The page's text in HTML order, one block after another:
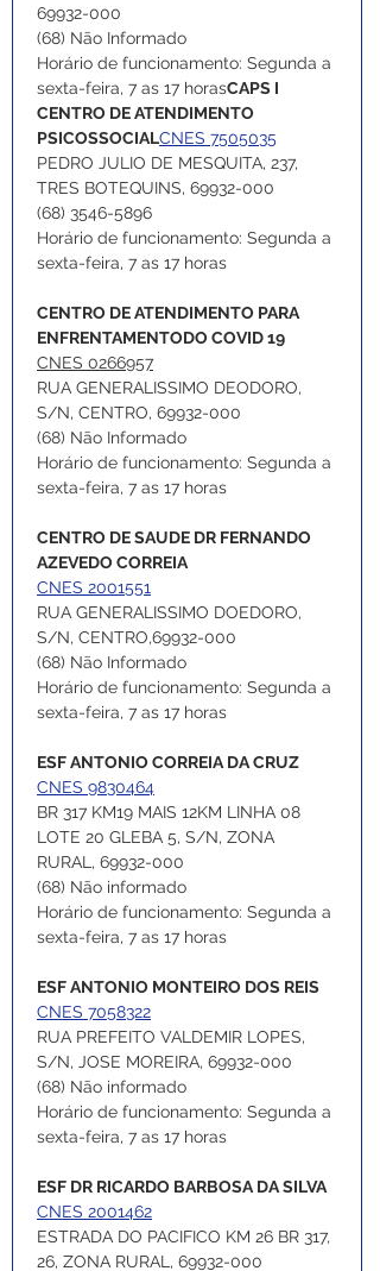
69932-000
(68) Não Informado
Horário de funcionamento: Segunda a
sexta-feira, 7 as 17 horasCAPS I
CENTRO DE ATENDIMENTO
PSICOSSOCIALCNES 7505035
PEDRO JULIO DE MESQUITA, 237,
TRES BOTEQUINS, 69932-000
(68) 3546-5896
Horário de funcionamento: Segunda a
sexta-feira, 7 as 17 horas
CENTRO DE ATENDIMENTO PARA
ENFRENTAMENTODO COVID 19
CNES 0266957
RUA GENERALISSIMO DEODORO,
S/N, CENTRO, 69932-000
(68) Não Informado
Horário de funcionamento: Segunda a
sexta-feira, 7 as 17 horas
CENTRO DE SAUDE DR FERNANDO
AZEVEDO CORREIA
CNES 2001551
RUA GENERALISSIMO DOEDORO,
S/N, CENTRO,69932-000
(68) Não Informado
Horário de funcionamento: Segunda a
sexta-feira, 7 as 17 horas
ESF ANTONIO CORREIA DA CRUZ
CNES 9830464
BR 317 KM19 MAIS 12KM LINHA 08
LOTE 20 GLEBA 5, S/N, ZONA
RURAL, 69932-000
(68) Não informado
Horário de funcionamento: Segunda a
sexta-feira, 7 as 17 horas
ESF ANTONIO MONTEIRO DOS REIS
CNES 7058322
RUA PREFEITO VALDEMIR LOPES,
S/N, JOSE MOREIRA, 69932-000
(68) Não informado
Horário de funcionamento: Segunda a
sexta-feira, 7 as 17 horas
ESF DR RICARDO BARBOSA DA SILVA
CNES 2001462
ESTRADA DO PACIFICO KM 26 BR 317,
26, ZONA RURAL, 69932-000